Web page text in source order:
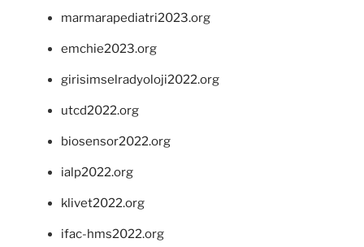
marmarapediatri2023.org
emchie2023.org
girisimselradyoloji2022.org
utcd2022.org
biosensor2022.org
ialp2022.org
klivet2022.org
ifac-hms2022.org